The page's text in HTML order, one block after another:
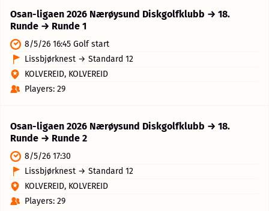
Osan-ligaen 2026 Nærøysund Diskgolfklubb → 18.
Runde → Runde 1
8/5/26 16:45 Golf start
Lissbjørknest → Standard 12
KOLVEREID, KOLVEREID
Players: 29
Osan-ligaen 2026 Nærøysund Diskgolfklubb → 18.
Runde → Runde 2
8/5/26 17:30
Lissbjørknest → Standard 12
KOLVEREID, KOLVEREID
Players: 29